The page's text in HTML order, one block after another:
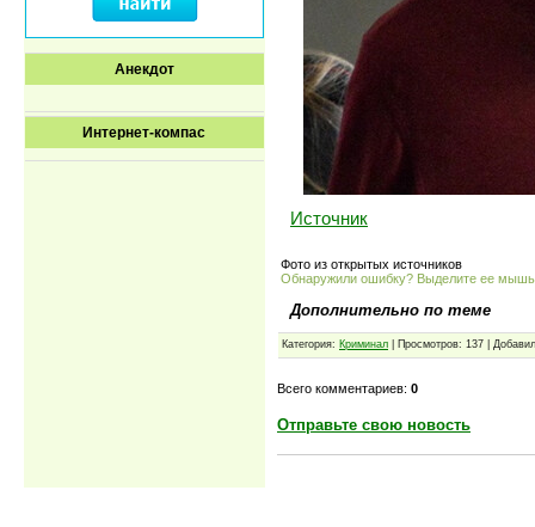
Анекдот
Интернет-компас
Источник
Фото из открытых источников
Обнаружили ошибку? Выделите ее
Дополнительно по теме
Категория: Криминал | Просмотров: 137 |
Всего комментариев: 0
Отправьте свою новость